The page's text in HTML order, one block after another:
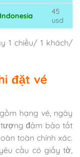
45
usd
1 chiều/ 1 khách/
đặt vé
hạng vé, ngày
tượng đảm bảo tất
toàn chính xác.
cầu có giấy tờ,